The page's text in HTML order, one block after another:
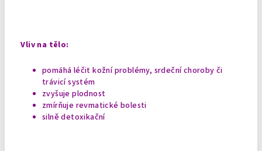
Vliv na tělo:
pomáhá léčit kožní problémy, srdeční choroby či
trávicí systém
zvyšuje plodnost
zmírňuje revmatické bolesti
silně detoxikační